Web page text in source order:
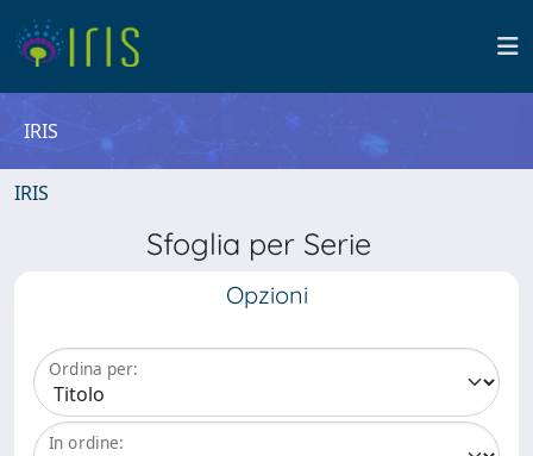
IRIS
IRIS
Sfoglia per Serie
Opzioni
Ordina per:
In ordine: